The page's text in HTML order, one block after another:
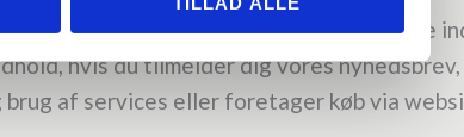
til dig. Når du benytter vores website
hvis du tilmelder dig vores
af services eller foretager køb via